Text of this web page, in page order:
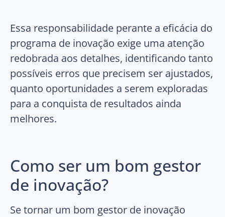
Essa responsabilidade perante a eficácia do
programa de inovação exige uma atenção
redobrada aos detalhes, identificando tanto
possíveis erros que precisem ser ajustados,
quanto oportunidades a serem exploradas
para a conquista de resultados ainda
melhores.
Como ser um bom gestor
de inovação?
Se tornar um bom gestor de inovação